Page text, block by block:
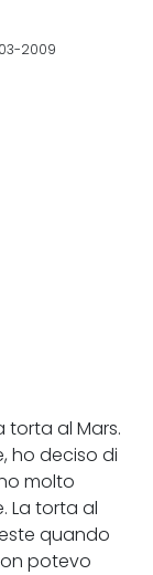
2009
torta al Mars.
ho deciso di
molto
La torta al
quando
potevo